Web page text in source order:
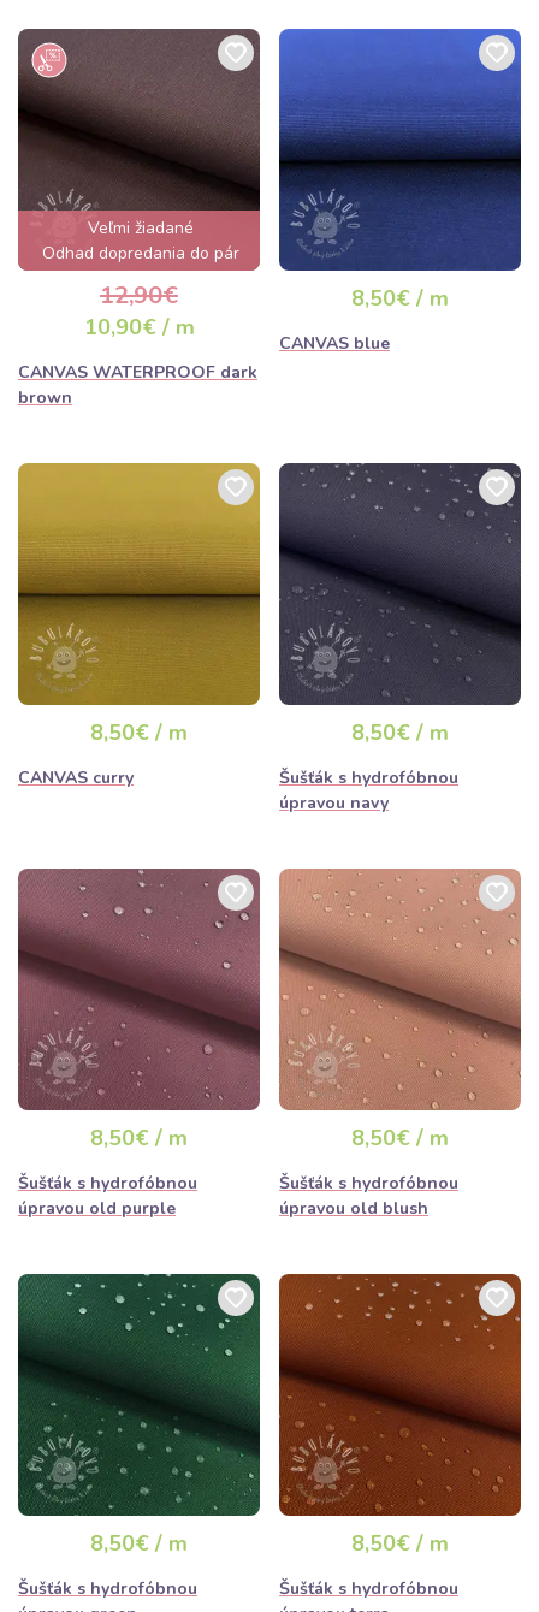
Veľmi žiadané
Odhad dopredania do pár
hodín
12,90€
10,90€ / m
CANVAS WATERPROOF dark
brown
8,50€ / m
CANVAS blue
8,50€ / m
CANVAS curry
8,50€ / m
Šušťák s hydrofóbnou
úpravou navy
8,50€ / m
Šušťák s hydrofóbnou
úpravou old purple
8,50€ / m
Šušťák s hydrofóbnou
úpravou old blush
8,50€ / m
Šušťák s hydrofóbnou
8,50€ / m
Šušťák s hydrofóbnou